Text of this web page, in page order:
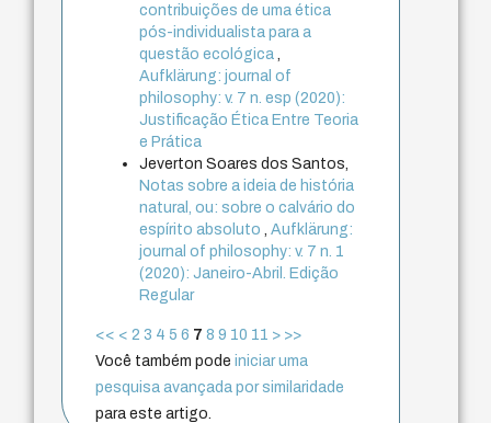
contribuições de uma ética
pós-individualista para a
questão ecológica
Aufklärung: journal of
philosophy: v. 7 n. esp (2020):
Justificação Ética Entre Teoria
e Prática
Jeverton Soares dos Santos,
Notas sobre a ideia de história
natural, ou: sobre o calvário do
espírito absoluto
,Aufklärung:
journal of philosophy: v. 7 n. 1
(2020): Janeiro-Abril. Edição
Regular
<< < 2 3 4 5 6 7 8 9 10 11 > >>
Você também podeiniciar uma
pesquisa avançada por similaridade
para este artigo.